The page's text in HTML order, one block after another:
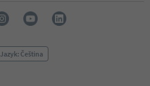
Jazyk: Čeština